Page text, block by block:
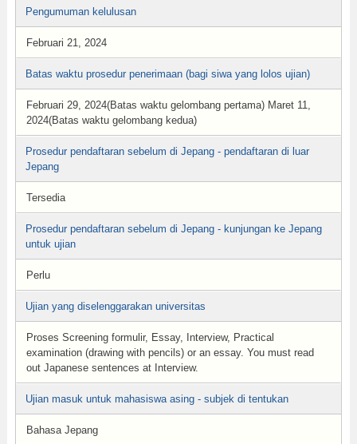
Pengumuman kelulusan
Februari 21, 2024
Batas waktu prosedur penerimaan (bagi siwa yang lolos ujian)
Februari 29, 2024(Batas waktu gelombang pertama) Maret 11,
2024(Batas waktu gelombang kedua)
Prosedur pendaftaran sebelum di Jepang - pendaftaran di luar
Jepang
Tersedia
Prosedur pendaftaran sebelum di Jepang - kunjungan ke Jepang
untuk ujian
Perlu
Ujian yang diselenggarakan universitas
Proses Screening formulir, Essay, Interview, Practical
examination (drawing with pencils) or an essay. You must read
out Japanese sentences at Interview.
Ujian masuk untuk mahasiswa asing - subjek di tentukan
Bahasa Jepang